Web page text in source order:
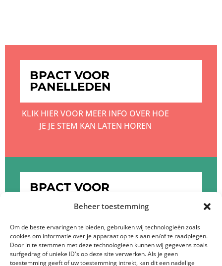
Beheer toestemming
Om de beste ervaringen te bieden, gebruiken wij technologieën zoals
cookies om informatie over je apparaat op te slaan en/of te raadplegen.
Door in te stemmen met deze technologieën kunnen wij gegevens zoals
surfgedrag of unieke ID's op deze site verwerken. Als je geen
toestemming geeft of uw toestemming intrekt, kan dit een nadelige
BPACT VOOR
PANELLEDEN
KLIK HIER VOOR MEER INFO OVER HOE
JE JE STEM KAN LATEN HOREN
BPACT VOOR
KLIK HIER OM MEER TE WETEN OVER DE
DIENSTEN VAN BPACT